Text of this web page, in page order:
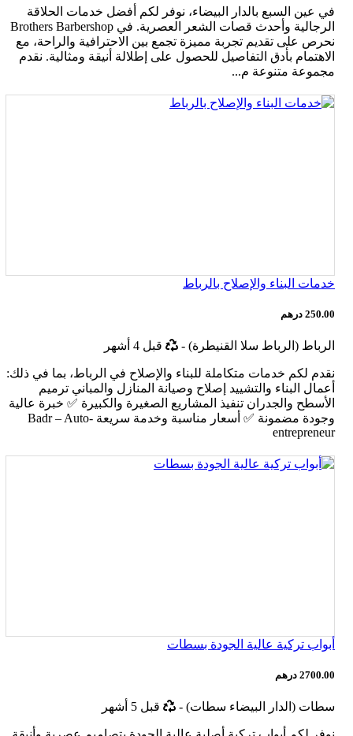
في عين السبع بالدار البيضاء، نوفر لكم أفضل خدمات الحلاقة
الرجالية وأحدث قصات الشعر العصرية. في Brothers Barbershop
نحرص على تقديم تجربة مميزة تجمع بين الاحترافية والراحة، مع
الاهتمام بأدق التفاصيل للحصول على إطلالة أنيقة ومثالية. نقدم
مجموعة متنوعة م...
خدمات البناء والإصلاح بالرباط
250.00 درهم
الرباط (الرباط سلا القنيطرة) -
أخر
قبل 4 أشهر
نقدم لكم خدمات متكاملة للبناء والإصلاح في الرباط، بما في ذلك:
أعمال البناء والتشييد إصلاح وصيانة المنازل والمباني ترميم
الأسطح والجدران تنفيذ المشاريع الصغيرة والكبيرة ✅ خبرة عالية
وجودة مضمونة ✅ أسعار مناسبة وخدمة سريعة Badr – Auto-
entrepreneur
أبواب تركية عالية الجودة بسطات
2700.00 درهم
سطات (الدار البيضاء سطات) -
أخر
قبل 5 أشهر